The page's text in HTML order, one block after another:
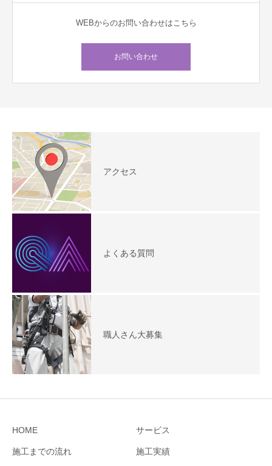
WEBからのお問い合わせはこちら
お問い合わせ
アクセス
よくある質問
職人さん大募集
HOME サービス
施工までの流れ 施工実績